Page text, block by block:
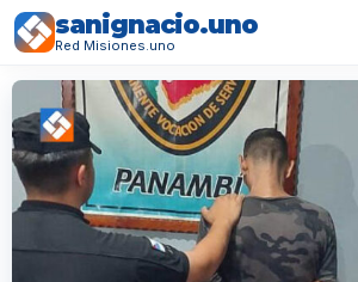
sanignacio.uno
Red Misiones.uno